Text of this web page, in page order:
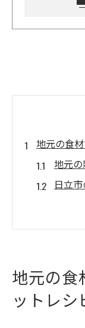
地元の食
地元
日立
手軽
日立市の
郷土料
地元の食
ットレシ